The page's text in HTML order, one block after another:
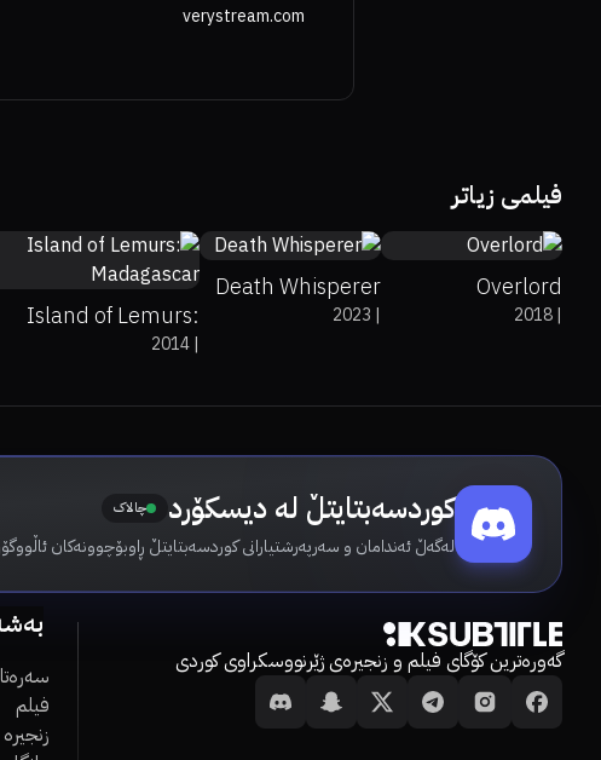
verystream.com
فیلمی زیاتر
Overlord
|
2018
Death Whisperer
|
2023
Island of Lemurs:
Madagascar|
2014
کوردسەبتایتڵ لە دیسکۆرد چالاک
لەگەڵ ئەندامان و سەرپەرشتیارانی کوردسەبتایتڵ ڕاوبۆچوونەکان
گەورەترین کۆگای فیلم و زنجیرەی ژێرنووسکراوی کوردی
سەرەتا
فیلم
زنجیرە